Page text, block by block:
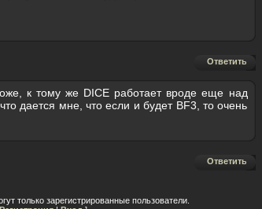
Ответить
к тому же DICE работает вроде еще над
дается мне, что если и будет BF3, то очень
Ответить
только зарегистрированные пользователи.